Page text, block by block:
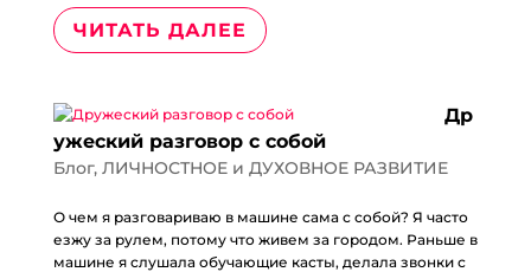
ЧИТАТЬ ДАЛЕЕ
Др
ужеский разговор с собой
Блог, ЛИЧНОСТНОЕ и ДУХОВНОЕ РАЗВИТИЕ
О чем я разговариваю в машине сама с собой? Я часто
езжу за рулем, потому что живем за городом. Раньше в
машине я слушала обучающие касты, делала звонки с